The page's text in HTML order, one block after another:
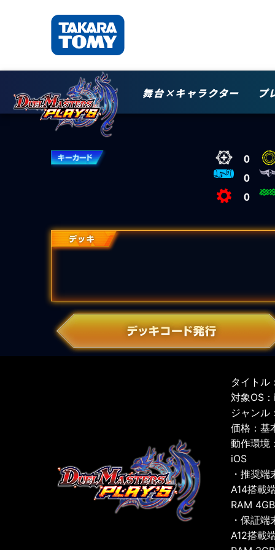
舞台×キャラクター プ
0
0
0
タイトル
対象OS
ジャンル
価格：基
動作環境
iOS
・推奨端
A14搭載
RAM
・保証端
A12搭載